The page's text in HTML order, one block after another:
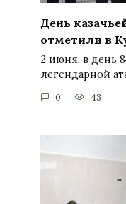
День
отметили в
2 июня, в день
легендарной
0 43